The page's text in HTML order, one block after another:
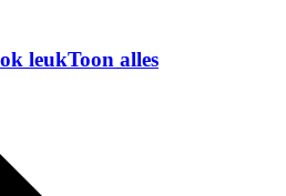
leukToon alles